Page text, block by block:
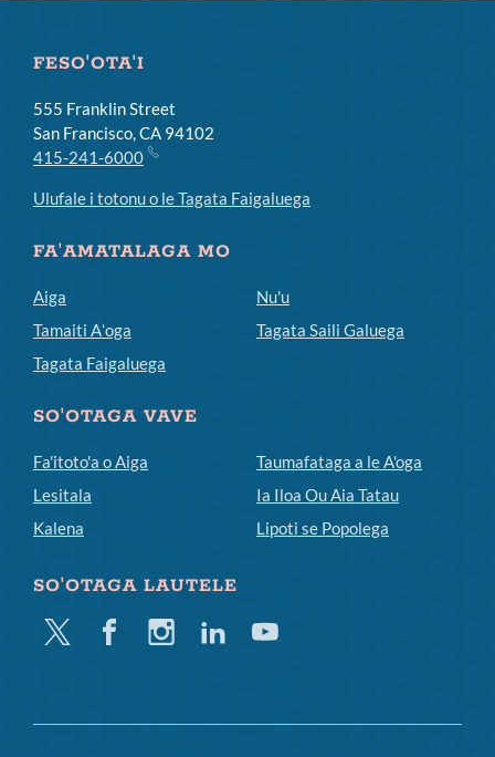
FESO'OTA'I
555 Franklin Street
San Francisco, CA 94102
415-241-6000
Ulufale i totonu o le Tagata Faigaluega
FA'AMATALAGA MO
Aiga
Tamaiti Aʻoga
Tagata Faigaluega
Nu'u
Tagata Saili Galuega
SO'OTAGA VAVE
Fa'itoto'a o Aiga
Lesitala
Kalena
Taumafataga a le A'oga
Ia Iloa Ou Aia Tatau
Lipoti se Popolega
SO'OTAGA LAUTELE
Twitter FacebookInstagramLinkedinYoutube